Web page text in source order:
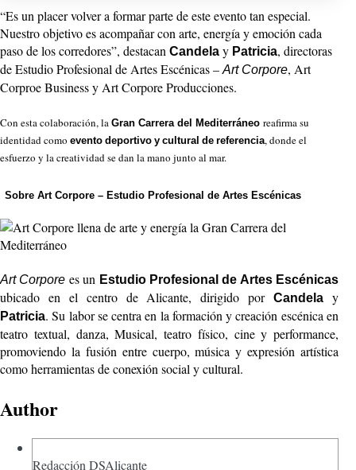
“Es un placer volver a formar parte de este evento tan especial.
Nuestro objetivo es acompañar con arte, energía y emoción cada
paso de los corredores”, destacan Candela y Patricia, directoras
de Estudio Profesional de Artes Escénicas – Art Corpore, Art
Corproe Business y Art Corpore Producciones.
Con esta colaboración, la Gran Carrera del Mediterráneo reafirma su
identidad como evento deportivo y cultural de referencia, donde el
esfuerzo y la creatividad se dan la mano junto al mar.
Sobre Art Corpore – Estudio Profesional de Artes Escénicas
Art Corpore es un Estudio Profesional de Artes Escénicas
ubicado en el centro de Alicante, dirigido porCandelay
Patricia. Su labor se centra en la formación y creación escénica en
teatro textual, danza, Musical, teatro físico, cine y performance,
promoviendo la fusión entre cuerpo, música y expresión artística
como herramientas de conexión social y cultural.
Author
Redacción DSAlicante